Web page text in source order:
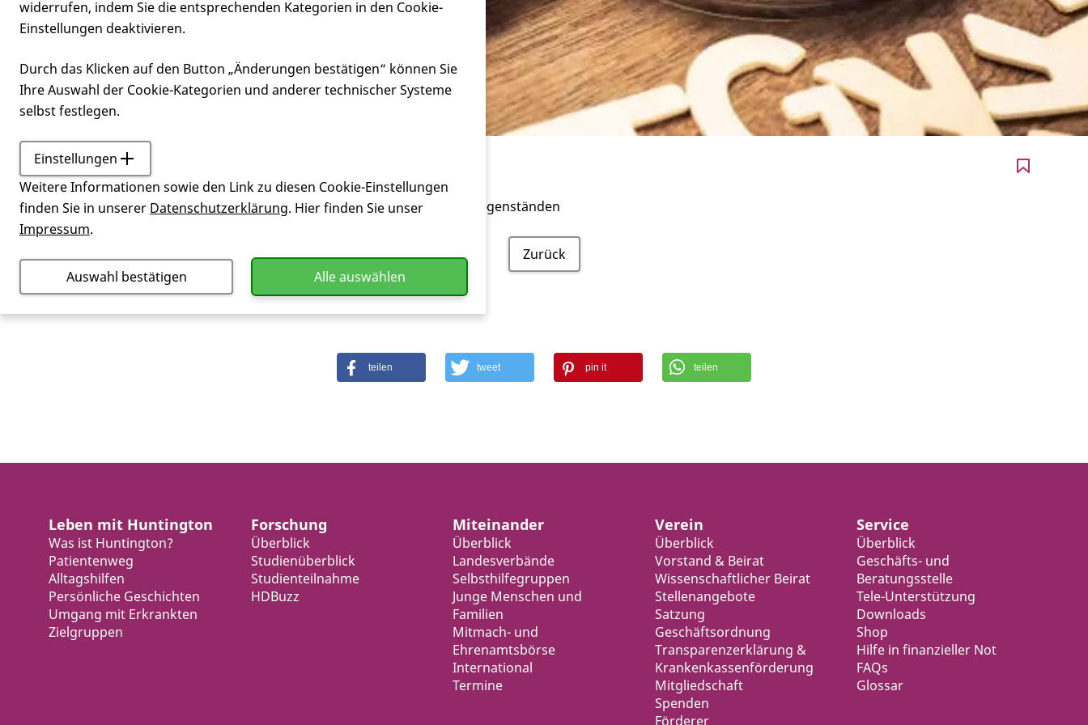
Mobilität
Bewegungsfähigkeit, inkl. Gehen, Haltung, Tragen von Gegenständen
Zurück
teilen tweet pin it teilen
Leben mit Huntington
Was ist Huntington?
Patientenweg
Alltagshilfen
Persönliche Geschichten
Umgang mit Erkrankten
Zielgruppen
Forschung
Überblick
Studienüberblick
Studienteilnahme
HDBuzz
Miteinander
Überblick
Landesverbände
Selbsthilfegruppen
Junge Menschen und
Familien
Mitmach- und
Ehrenamtsbörse
International
Termine
Verein
Überblick
Vorstand & Beirat
Wissenschaftlicher Beirat
Stellenangebote
Satzung
Geschäftsordnung
Transparenzerklärung &
Krankenkassenförderung
Mitgliedschaft
Spenden
Förderer
Service
Überblick
Geschäfts- und
Beratungsstelle
Tele-Unterstützung
Downloads
Shop
Hilfe in finanzieller Not
FAQs
Glossar
widerrufen, indem Sie die entsprechenden Kategorien in den Cookie-
Einstellungen deaktivieren.
Durch das Klicken auf den Button „Änderungen bestätigen“ können Sie
Ihre Auswahl der Cookie-Kategorien und anderer technischer Systeme
selbst festlegen.
Einstellungen
Weitere Informationen sowie den Link zu diesen Cookie-Einstellungen
finden Sie in unserer Datenschutzerklärung. Hier finden Sie unser
Impressum.
Alle auswählen
Auswahl bestätigen